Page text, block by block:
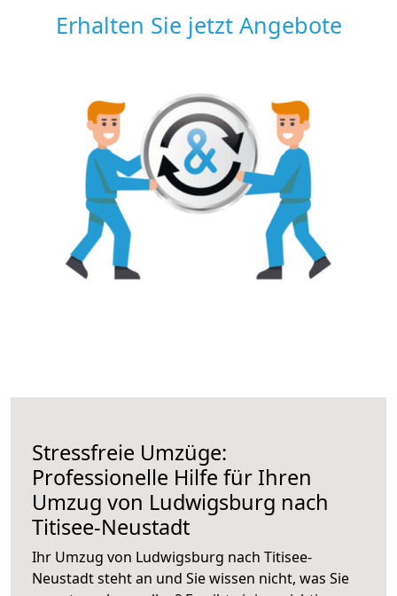
Erhalten Sie jetzt Angebote
Stressfreie Umzüge:
Professionelle Hilfe für Ihren
Umzug von Ludwigsburg nach
Titisee-Neustadt
Ihr Umzug von Ludwigsburg nach Titisee-
Neustadt steht an und Sie wissen nicht, was Sie